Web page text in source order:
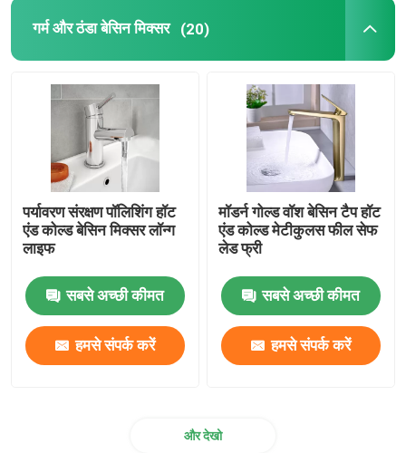
गर्म और ठंडा बेसिन मिक्सर (20)
पर्यावरण संरक्षण पॉलिशिंग हॉट
एंड कोल्ड बेसिन मिक्सर लॉन्ग
लाइफ
सबसे अच्छी कीमत
हमसे संपर्क करें
मॉडर्न गोल्ड वॉश बेसिन टैप हॉट
एंड कोल्ड मेटीकुलस फील सेफ
लेड फ्री
सबसे अच्छी कीमत
हमसे संपर्क करें
और देखो